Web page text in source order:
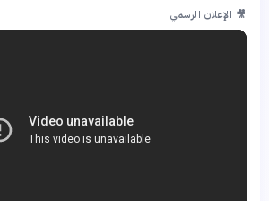
🎥 الإعلان الرسمي